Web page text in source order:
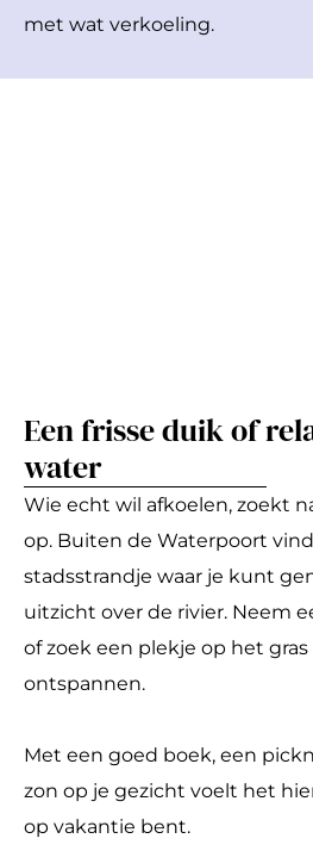
met wat verkoeling.
Een frisse duik of
water
Wie echt wil afkoelen, zoekt
op. Buiten de Waterpoort
stadsstrandje waar je kunt
uitzicht over de rivier. Neem
of zoek een plekje op het
ontspannen.
Met een goed boek, een
zon op je gezicht voelt het
op vakantie bent.